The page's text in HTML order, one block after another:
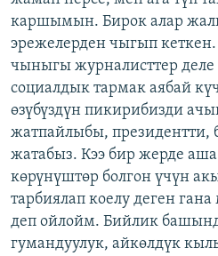
каршымын. Бирок алар
эрежелерден чыгып
чыныгы журналисттер деле
социалдык тармак аябай
өзүбүздүн пикирибизди
жатпайлыбы, президентти,
жатабыз. Кээ бир жерде
көрүнүштөр болгон үчүн
тарбиялап коелу деген
деп ойлойм. Бийлик
гумандуулук, айкөлдүк